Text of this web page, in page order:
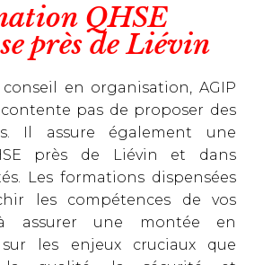
QHSE
près de Liévin
en organisation, AGIP
pas de proposer des
Il assure également une
près de Liévin et dans
Les formations dispensées
les compétences de vos
assurer une montée en
sur les enjeux cruciaux que